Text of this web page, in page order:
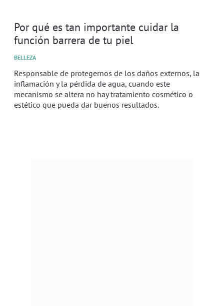
Por qué es tan importante cuidar la
función barrera de tu piel
BELLEZA
Responsable de protegernos de los daños externos, la
inflamación y la pérdida de agua, cuando este
mecanismo se altera no hay tratamiento cosmético o
estético que pueda dar buenos resultados.